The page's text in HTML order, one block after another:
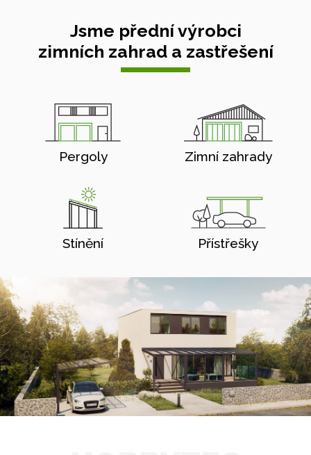
Jsme přední výrobci
zimních zahrad a zastřešení
Pergoly Zimní zahrady
Stínění Přístřešky